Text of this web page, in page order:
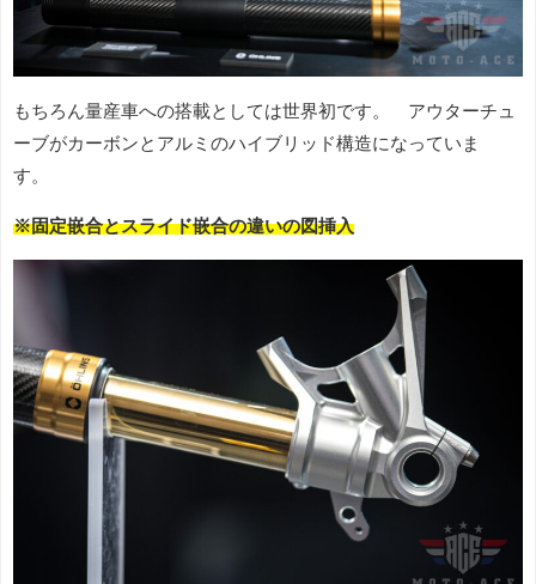
もちろん量産車への搭載としては世界初です。 アウターチュ
ーブがカーボンとアルミのハイブリッド構造になっていま
す。
※固定嵌合とスライド嵌合の違いの図挿入